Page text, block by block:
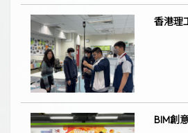
香港理
BIM創